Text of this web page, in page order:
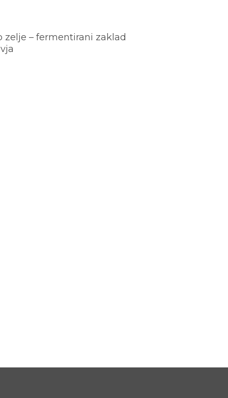
zelje – fermentirani zaklad